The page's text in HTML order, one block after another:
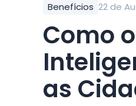
Benefícios 22 de
Como
as